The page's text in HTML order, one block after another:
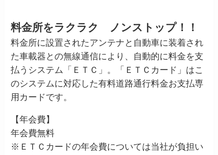
料金所をラクラク ノンストップ！！
料金所に設置されたアンテナと自動車に装着され
た車載器との無線通信により、自動的に料金を支
払うシステム「ＥＴＣ」。「ＥＴＣカード」はこ
のシステムに対応した有料道路通行料金お支払専
用カードです。
【年会費】
年会費無料
※ＥＴＣカードの年会費については当社が負担い